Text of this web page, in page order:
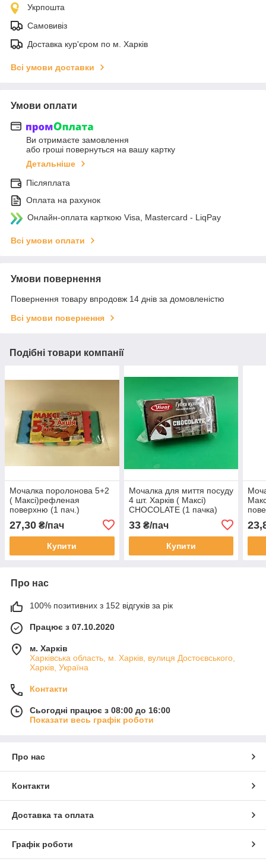
Укрпошта
Самовивіз
Доставка кур'єром по м. Харків
Всі умови доставки
Умови оплати
Ви отримаєте замовлення
або гроші повернуться на вашу картку
Детальніше
Післяплата
Оплата на рахунок
Онлайн-оплата карткою Visa, Mastercard - LiqPay
Всі умови оплати
Умови повернення
Повернення товару впродовж 14 днів за домовленістю
Всі умови повернення
Подібні товари компанії
Мочалка поролонова 5+2
( Максі)рефленая
поверхню (1 пач.)
27,30 ₴/пач
Купити
Мочалка для миття посуду
4 шт. Харків ( Максі)
CHOCOLATE (1 пачка)
33₴/пач
Купити
Про нас
100% позитивних з 152 відгуків за рік
Працює з 07.10.2020
м. Харків
Харківська область, м. Харків, вулиця Достоєвського,
Харків, Україна
Контакти
Сьогодні працює з 08:00 до 16:00
Показати весь графік роботи
Про нас
Контакти
Доставка та оплата
Графік роботи